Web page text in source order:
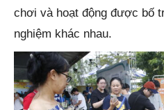
chơi và hoạt động được bố
nghiệm khác nhau.